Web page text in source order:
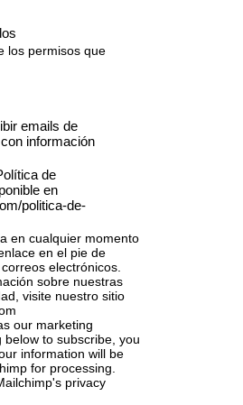
los permisos que
emails de
información
de
en
politica-de-
en cualquier momento
en el pie de
electrónicos.
sobre nuestras
visite nuestro sitio
our marketing
below to subscribe, you
information will be
for processing.
privacy